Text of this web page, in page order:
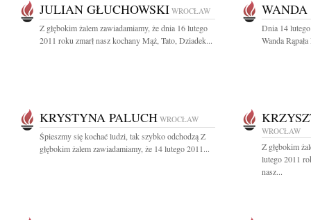
JULIAN GŁUCHOWSKI WROCŁAW
Z głębokim żalem zawiadamiamy, że dnia 16 lutego
2011 roku zmarł nasz kochany Mąż, Tato, Dziadek...
Dnia 14
Wanda
KRYSTYNA PALUCH WROCŁAW
Śpieszmy się kochać ludzi, tak szybko odchodzą Z
głębokim żalem zawiadamiamy, że 14 lutego 2011...
WROCŁAW
Z głębokim
lutego 2011
nasz...